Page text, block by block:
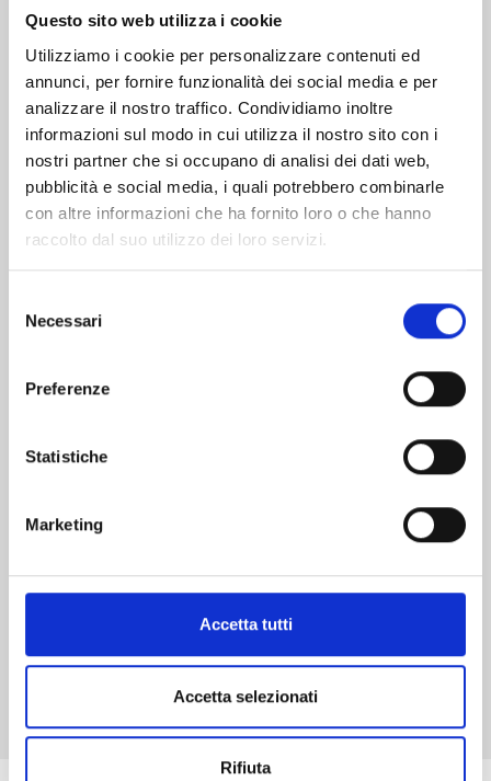
Questo sito web utilizza i cookie
Utilizziamo i cookie per personalizzare contenuti ed
annunci, per fornire funzionalità dei social media e per
analizzare il nostro traffico. Condividiamo inoltre
informazioni sul modo in cui utilizza il nostro sito con i
nostri partner che si occupano di analisi dei dati web,
pubblicità e social media, i quali potrebbero combinarle
con altre informazioni che ha fornito loro o che hanno
raccolto dal suo utilizzo dei loro servizi.
delNecessari
Preferenze
Statistiche
Marketing
Accetta tutti
Accetta selezionati
Rifiuta
Altri volumi della serie
Mostra tutto